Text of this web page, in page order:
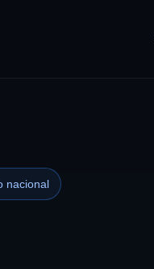
nacional